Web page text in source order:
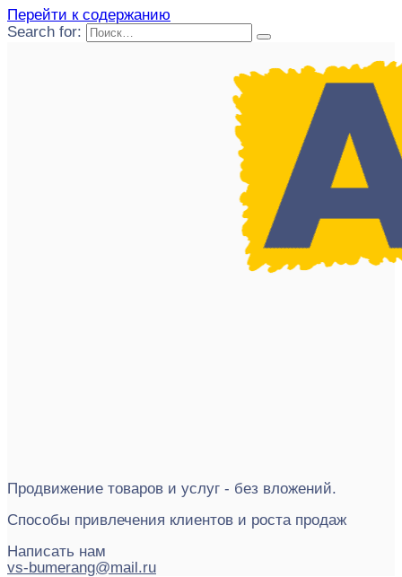
Перейти к содержанию
Search for:
Продвижение товаров и услуг - без вложений.
Способы привлечения клиентов и роста продаж
Написать нам
vs-bumerang@mail.ru